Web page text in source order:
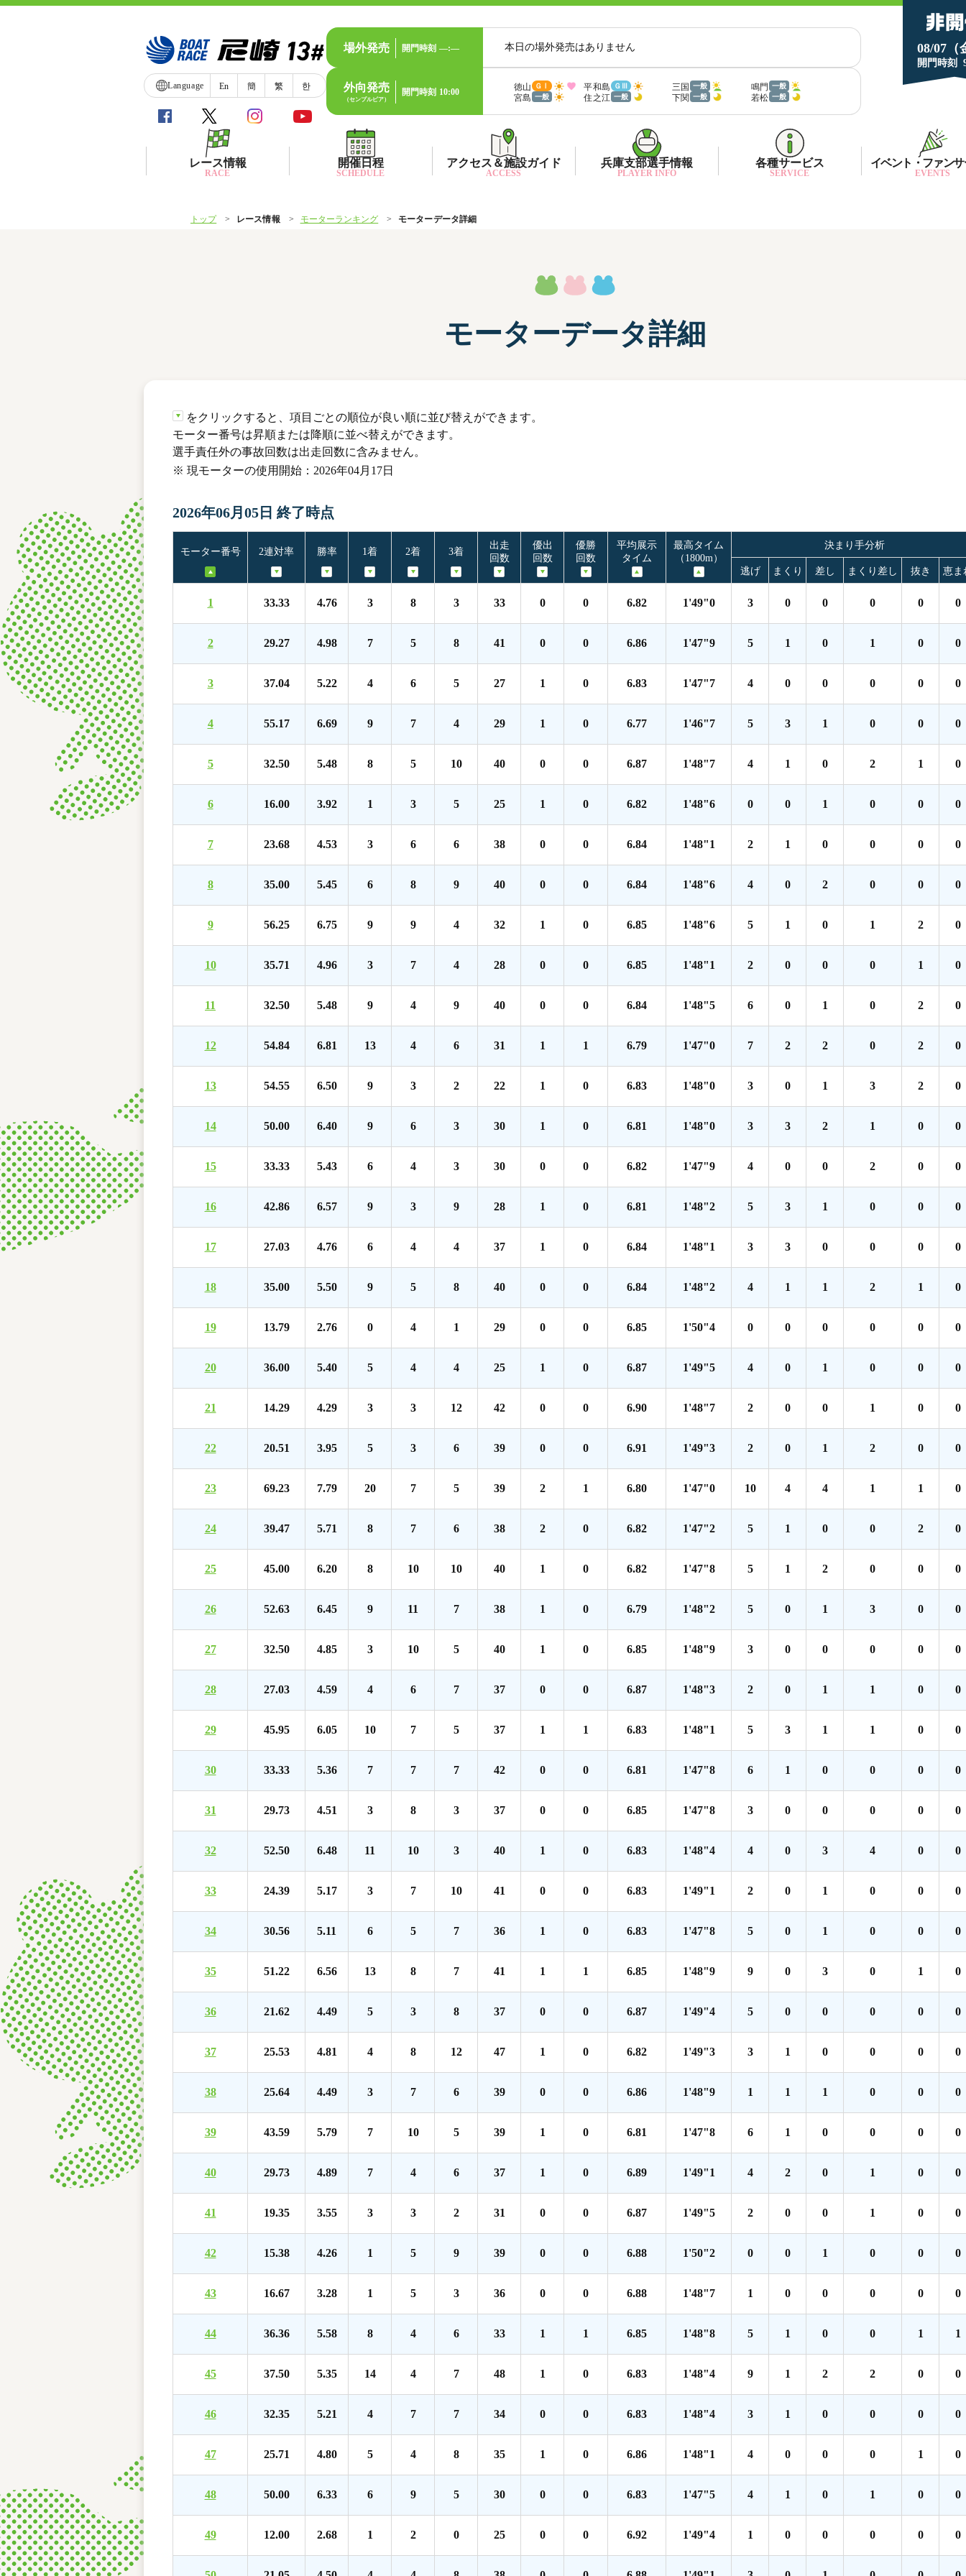
08/07（
開門時刻
Language En 簡 繁 한
場外発売 開門時刻 —:— 本日の場外発売はありません
外向発売
（センプルピア）
開門時刻 10:00 徳山 ＧⅠ 平和島 ＧⅢ 三国 一般 鳴門 一般
宮島 一般 住之江 一般 下関 一般 若松 一般
レース情報
RACE
前検タイムランキング
選手検索
開催日程
SCHEDULE
アクセス＆施設ガイド
ACCESS
ファン送迎バス時刻表
施設案内
兵庫支部選手情報
PLAYER INFO
兵庫支部選手優勝実績
兵庫支部選手プロフィール一覧
各種サービス
SERVICE
イベント・ファン
EVENTS
トップ レース情報 モーターランキング モーターデータ詳細
モーターデータ詳細
をクリックすると、項目ごとの順位が良い順に並び替えができます。
モーター番号は昇順または降順に並べ替えができます。
選手責任外の事故回数は出走回数に含みません。
※ 現モーターの使用開始：2026年04月17日
2026年06月05日 終了時点
モーター番号 2連対率 勝率 1着 2着 3着
出走
回数
優出
回数
優勝
回数
平均展示
タイム
最高タイム
（1800m）
決まり手分析
逃げ まくり 差し まくり差し 抜き 恵ま
1 33.33 4.76 3 8 3 33 0 0 6.82 1'49"0 3 0 0 0 0 0
2 29.27 4.98 7 5 8 41 0 0 6.86 1'47"9 5 1 0 1 0 0
3 37.04 5.22 4 6 5 27 1 0 6.83 1'47"7 4 0 0 0 0 0
4 55.17 6.69 9 7 4 29 1 0 6.77 1'46"7 5 3 1 0 0 0
5 32.50 5.48 8 5 10 40 0 0 6.87 1'48"7 4 1 0 2 1 0
6 16.00 3.92 1 3 5 25 1 0 6.82 1'48"6 0 0 1 0 0 0
7 23.68 4.53 3 6 6 38 0 0 6.84 1'48"1 2 1 0 0 0 0
8 35.00 5.45 6 8 9 40 0 0 6.84 1'48"6 4 0 2 0 0 0
9 56.25 6.75 9 9 4 32 1 0 6.85 1'48"6 5 1 0 1 2 0
10 35.71 4.96 3 7 4 28 0 0 6.85 1'48"1 2 0 0 0 1 0
11 32.50 5.48 9 4 9 40 0 0 6.84 1'48"5 6 0 1 0 2 0
12 54.84 6.81 13 4 6 31 1 1 6.79 1'47"0 7 2 2 0 2 0
13 54.55 6.50 9 3 2 22 1 0 6.83 1'48"0 3 0 1 3 2 0
14 50.00 6.40 9 6 3 30 1 0 6.81 1'48"0 3 3 2 1 0 0
15 33.33 5.43 6 4 3 30 0 0 6.82 1'47"9 4 0 0 2 0 0
16 42.86 6.57 9 3 9 28 1 0 6.81 1'48"2 5 3 1 0 0 0
17 27.03 4.76 6 4 4 37 1 0 6.84 1'48"1 3 3 0 0 0 0
18 35.00 5.50 9 5 8 40 0 0 6.84 1'48"2 4 1 1 2 1 0
19 13.79 2.76 0 4 1 29 0 0 6.85 1'50"4 0 0 0 0 0 0
20 36.00 5.40 5 4 4 25 1 0 6.87 1'49"5 4 0 1 0 0 0
21 14.29 4.29 3 3 12 42 0 0 6.90 1'48"7 2 0 0 1 0 0
22 20.51 3.95 5 3 6 39 0 0 6.91 1'49"3 2 0 1 2 0 0
23 69.23 7.79 20 7 5 39 2 1 6.80 1'47"0 10 4 4 1 1 0
24 39.47 5.71 8 7 6 38 2 0 6.82 1'47"2 5 1 0 0 2 0
25 45.00 6.20 8 10 10 40 1 0 6.82 1'47"8 5 1 2 0 0 0
26 52.63 6.45 9 11 7 38 1 0 6.79 1'48"2 5 0 1 3 0 0
27 32.50 4.85 3 10 5 40 1 0 6.85 1'48"9 3 0 0 0 0 0
28 27.03 4.59 4 6 7 37 0 0 6.87 1'48"3 2 0 1 1 0 0
29 45.95 6.05 10 7 5 37 1 1 6.83 1'48"1 5 3 1 1 0 0
30 33.33 5.36 7 7 7 42 0 0 6.81 1'47"8 6 1 0 0 0 0
31 29.73 4.51 3 8 3 37 0 0 6.85 1'47"8 3 0 0 0 0 0
32 52.50 6.48 11 10 3 40 1 0 6.83 1'48"4 4 0 3 4 0 0
33 24.39 5.17 3 7 10 41 0 0 6.83 1'49"1 2 0 1 0 0 0
34 30.56 5.11 6 5 7 36 1 0 6.83 1'47"8 5 0 1 0 0 0
35 51.22 6.56 13 8 7 41 1 1 6.85 1'48"9 9 0 3 0 1 0
36 21.62 4.49 5 3 8 37 0 0 6.87 1'49"4 5 0 0 0 0 0
37 25.53 4.81 4 8 12 47 1 0 6.82 1'49"3 3 1 0 0 0 0
38 25.64 4.49 3 7 6 39 0 0 6.86 1'48"9 1 1 1 0 0 0
39 43.59 5.79 7 10 5 39 1 0 6.81 1'47"8 6 1 0 0 0 0
40 29.73 4.89 7 4 6 37 1 0 6.89 1'49"1 4 2 0 1 0 0
41 19.35 3.55 3 3 2 31 0 0 6.87 1'49"5 2 0 0 1 0 0
42 15.38 4.26 1 5 9 39 0 0 6.88 1'50"2 0 0 1 0 0 0
43 16.67 3.28 1 5 3 36 0 0 6.88 1'48"7 1 0 0 0 0 0
44 36.36 5.58 8 4 6 33 1 1 6.85 1'48"8 5 1 0 0 1 1
45 37.50 5.35 14 4 7 48 1 0 6.83 1'48"4 9 1 2 2 0 0
46 32.35 5.21 4 7 7 34 0 0 6.83 1'48"4 3 1 0 0 0 0
47 25.71 4.80 5 4 8 35 1 0 6.86 1'48"1 4 0 0 0 1 0
48 50.00 6.33 6 9 5 30 0 0 6.83 1'47"5 4 1 0 1 0 0
49 12.00 2.68 1 2 0 25 0 0 6.92 1'49"4 1 0 0 0 0 0